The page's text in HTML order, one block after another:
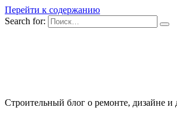
Перейти к содержанию
Search for:
Строительный блог о ремонте, дизайне и